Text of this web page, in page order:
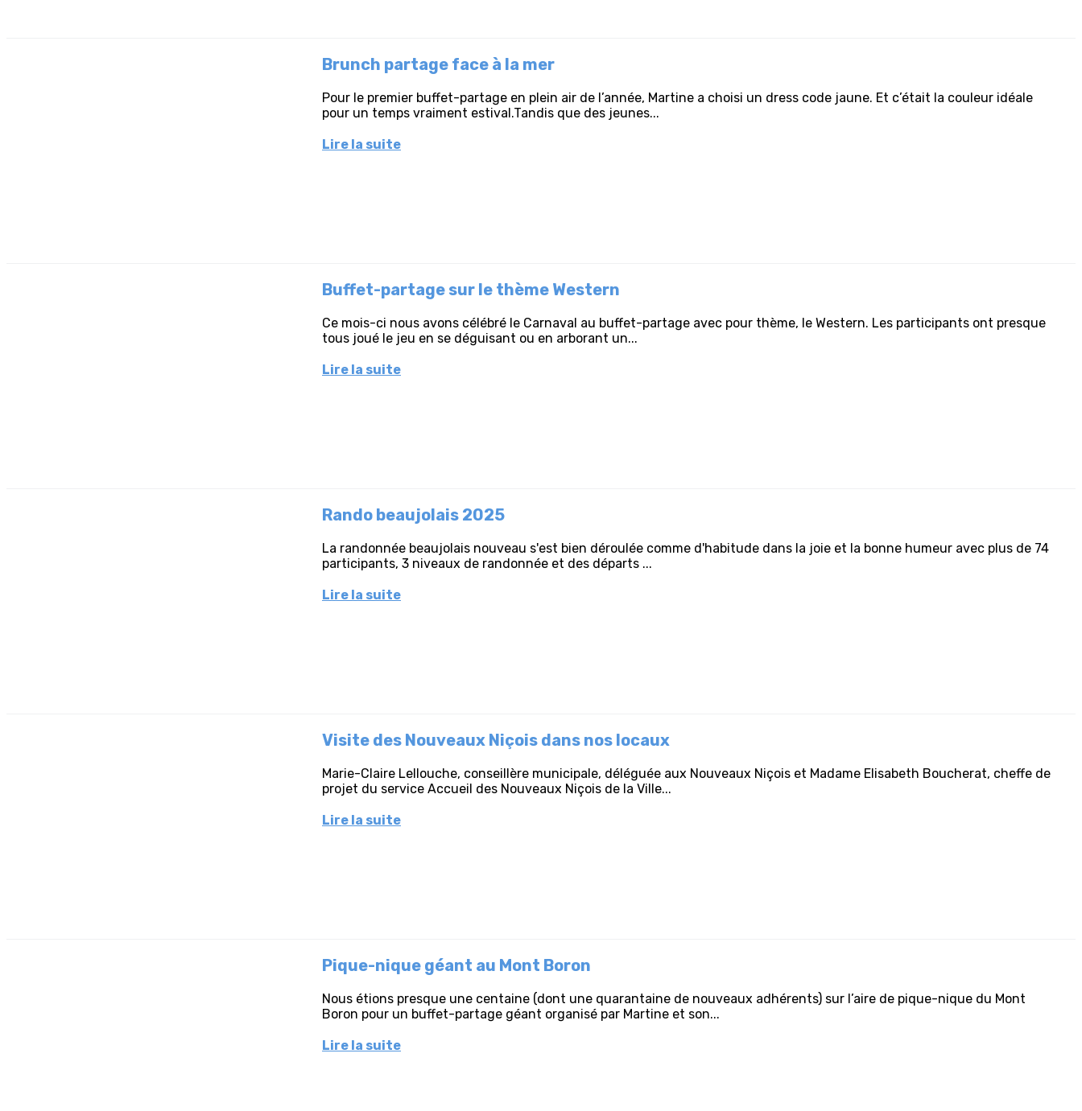
Brunch partage face à la mer
Pour le premier buffet-partage en plein air de l’année, Martine a choisi un dress code jaune. Et c’était la couleur idéale
pour un temps vraiment estival.Tandis que des jeunes...
Lire la suite
Buffet-partage sur le thème Western
Ce mois-ci nous avons célébré le Carnaval au buffet-partage avec pour thème, le Western. Les participants ont presque
tous joué le jeu en se déguisant ou en arborant un...
Lire la suite
Rando beaujolais 2025
La randonnée beaujolais nouveau s'est bien déroulée comme d'habitude dans la joie et la bonne humeur avec plus de 74
participants, 3 niveaux de randonnée et des départs ...
Lire la suite
Visite des Nouveaux Niçois dans nos locaux
Marie-Claire Lellouche, conseillère municipale, déléguée aux Nouveaux Niçois et Madame Elisabeth Boucherat, cheffe de
projet du service Accueil des Nouveaux Niçois de la Ville...
Lire la suite
Pique-nique géant au Mont Boron
Nous étions presque une centaine (dont une quarantaine de nouveaux adhérents) sur l’aire de pique-nique du Mont
Boron pour un buffet-partage géant organisé par Martine et son...
Lire la suite